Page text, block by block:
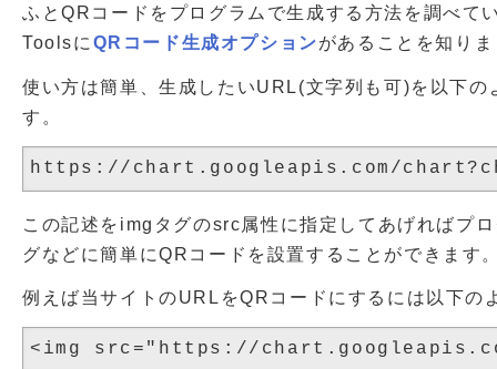
ふとQRコードをプログラムで生成する方法を調べ
Toolsに QRコード生成オプションがあることを知り
使い方は簡単、生成したいURL(文字列も可)を以下の
す。
この記述をimgタグのsrc属性に指定してあげればプ
グなどに簡単にQRコードを設置することができます
例えば当サイトのURLをQRコードにするには以下の